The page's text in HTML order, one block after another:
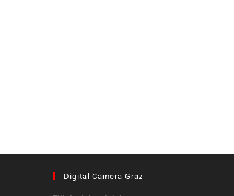
Digital Camera Graz